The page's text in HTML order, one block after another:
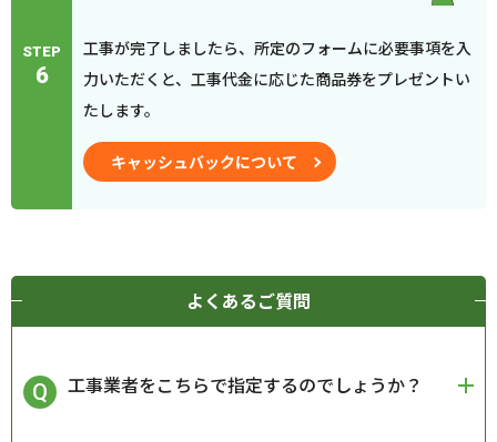
STEP
6
工事が完了しましたら、所定のフォームに必要事項を入
力いただくと、工事代金に応じた商品券をプレゼントい
たします。
キャッシュバックについて
よくあるご質問
工事業者をこちらで指定するのでしょうか？